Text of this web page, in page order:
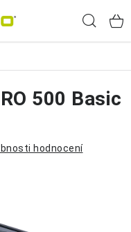
500 Basic
hodnocení